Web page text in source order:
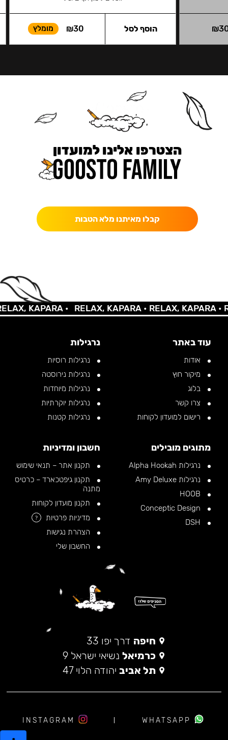
₪
₪30 מומלץ הוסף לסל
הצטרפו אלינו למועדון
קבלו מאיתנו מלא הטבות
KAPARA • RELAX, KAPARA •RELAX, KAPARA •
עוד באתר
אודות
מיקור חוץ
בלוג
צרו קשר
רישום למועדון לקוחות
נרגילות
נרגילות רוסיות
נרגילות נירוסטה
נרגילות מיוחדות
נרגילות יוקרתיות
נרגילות קטנות
מתוגים מובילים
נרגילות Alpha Hookah
נרגילות Amy Deluxe
חשבון ומדיניות
תקנון אתר – תנאי שימוש
תקנון גיפטכארד – כרטיס
מתנה
תקנון מועדון לקוחות
מדיניות פרטיות
?
הצהרת נגישות
החשבון שלי
חיפה דרך יפו 33
כרמיאל נשיאי ישראל 9
תל אביב יהודה הלוי 47
WHATSAPP
INSTAGRAM